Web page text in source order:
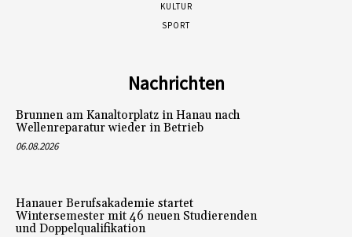
KULTUR
SPORT
Nachrichten
Brunnen am Kanaltorplatz in Hanau nach
Wellenreparatur wieder in Betrieb
06.08.2026
Hanauer Berufsakademie startet
Wintersemester mit 46 neuen Studierenden
und Doppelqualifikation